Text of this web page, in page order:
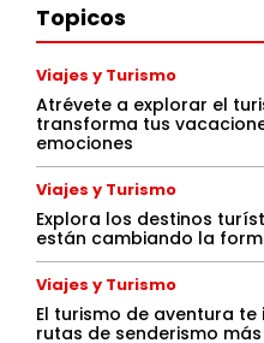
Topicos
Viajes y Turismo
Atrévete a explorar el
transforma tus
emociones
Viajes y Turismo
Explora los destinos
están cambiando la
Viajes y Turismo
El turismo de aventura
rutas de senderismo